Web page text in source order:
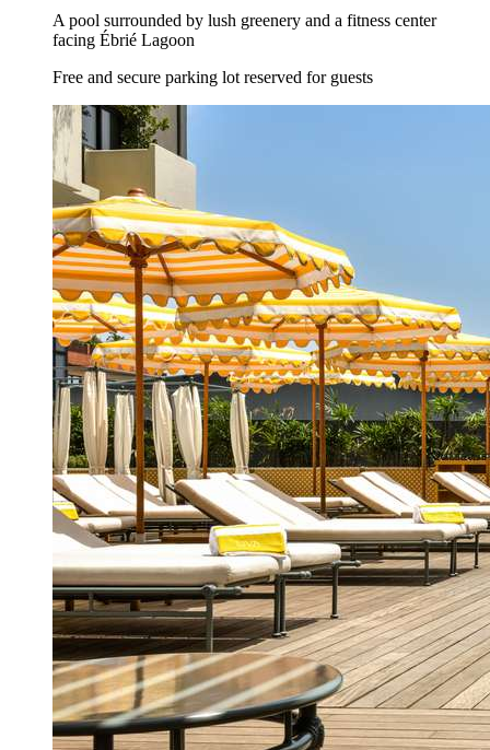
A pool surrounded by lush greenery and a fitness center
facing Ébrié Lagoon
Free and secure parking lot reserved for guests